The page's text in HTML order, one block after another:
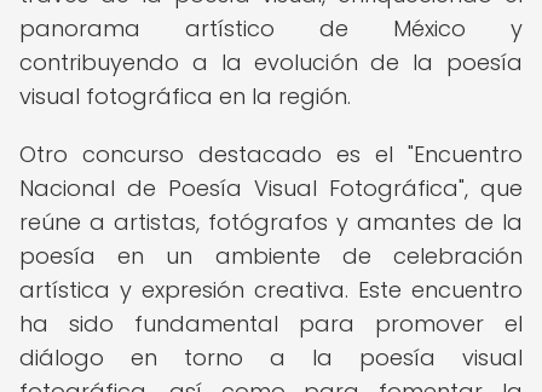
panorama artístico de México y
contribuyendo a la evolución de la poesía
visual fotográfica en la región.
Otro concurso destacado es el "Encuentro
Nacional de Poesía Visual Fotográfica", que
reúne a artistas, fotógrafos y amantes de la
poesía en un ambiente de celebración
artística y expresión creativa. Este encuentro
ha sido fundamental para promover el
diálogo en torno a la poesía visual